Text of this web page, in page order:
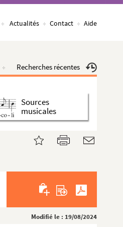
Actualités Contact Aide
Recherches récentes
Sources
musicales
Modifié le : 19/08/2024